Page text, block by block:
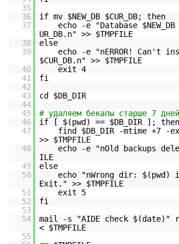
35
36
if mv $NEW_DB $CUR_DB; then
37
echo -e "Database
UR_DB.n" >> $TMPFILE
38
else
39
echo -e "nERROR! Can't
$CUR_DB.n" >> $TMPFILE
40
exit 4
41
fi
42
43
cd $DB_DIR
44
45
# удаляем бекапы старше 7 дней
46
if [ $(pwd) == $DB_DIR ]; then
47
find $DB_DIR -mtime +7
>> $TMPFILE
48
echo -e "nOld backups
ILE
49
else
50
echo "nWrong dir: $(pwd)
Exit." >> $TMPFILE
51
exit 5
52
fi
53
54
mail -s "AIDE check $(date)"
< $TMPFILE
55